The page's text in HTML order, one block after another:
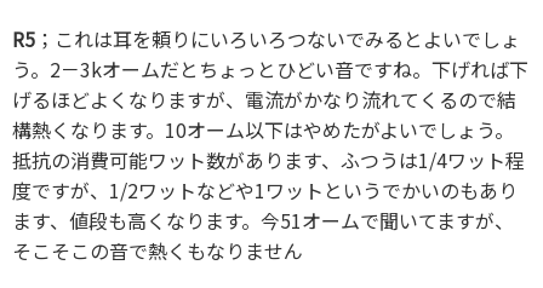
R5 ；これは耳を頼りにいろいろつないでみるとよいでしょ
う。2－3kオームだとちょっとひどい音ですね。下げれば下
げるほどよくなりますが、電流がかなり流れてくるので結
構熱くなります。10オーム以下はやめたがよいでしょう。
抵抗の消費可能ワット数があります、ふつうは1/4ワット程
度ですが、1/2ワットなどや1ワットというでかいのもあり
ます、値段も高くなります。今51オームで聞いてますが、
そこそこの音で熱くもなりません